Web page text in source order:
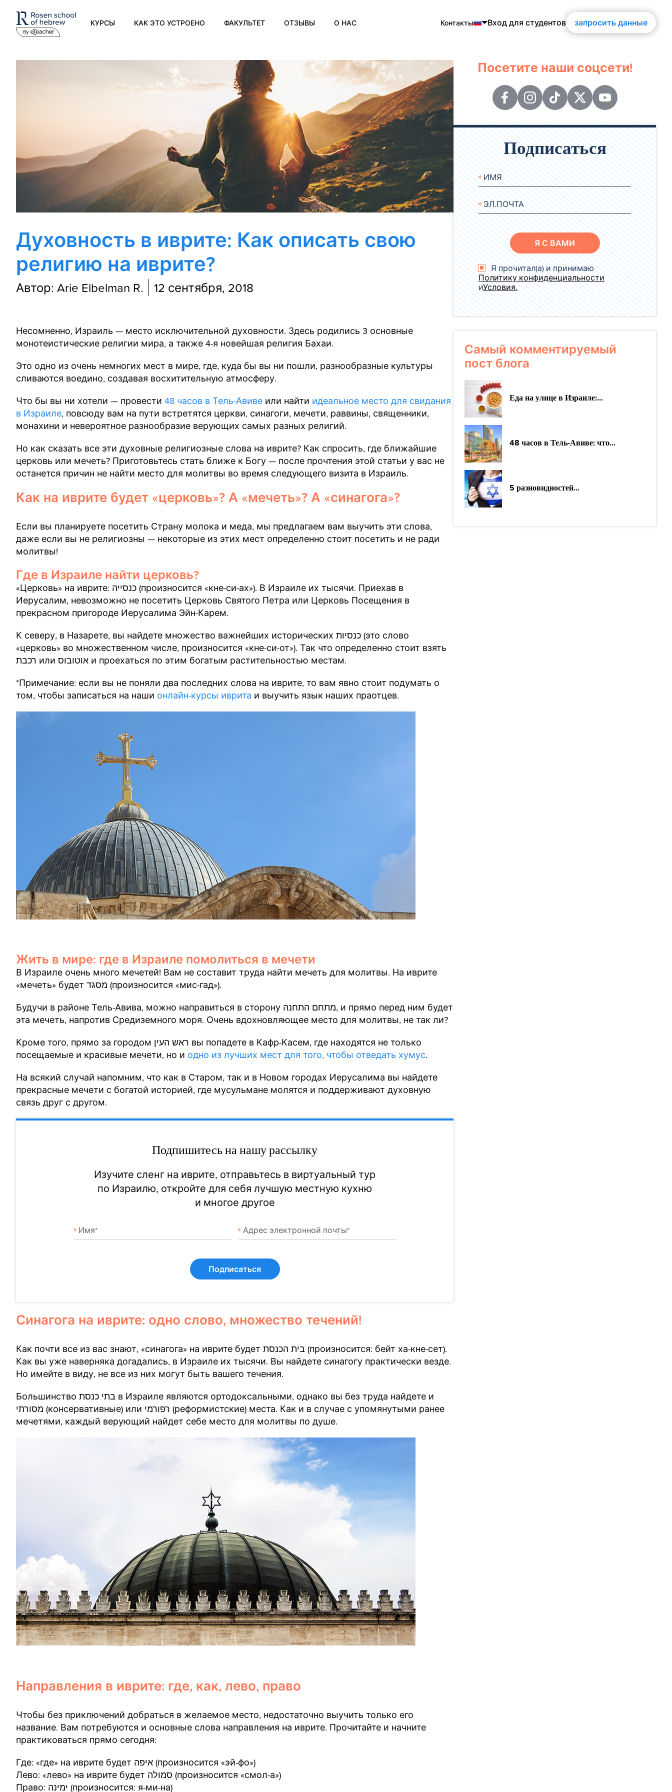
Контакты
Português
Español
Français
Deutsch
Русский
Вход для студентов запросить данные
КУРСЫ КАК ЭТО УСТРОЕНО ФАКУЛЬТЕТ ОТЗЫВЫ О НАС
О школе им. Розена
Сертификаты
Контакты
Блог
Духовность в иврите: Как описать свою
религию на иврите?
Автор: Arie Elbelman R. 12 сентября, 2018
Несомненно, Израиль — место исключительной духовности. Здесь родились 3 основные
монотеистические религии мира, а также 4-я новейшая религия Бахаи.
Это одно из очень немногих мест в мире, где, куда бы вы ни пошли, разнообразные культуры
сливаются воедино, создавая восхитительную атмосферу.
Что бы вы ни хотели — провести 48 часов в Тель-Авиве или найти идеальное место для свидания
в Израиле, повсюду вам на пути встретятся церкви, синагоги, мечети, раввины, священники,
монахини и невероятное разнообразие верующих самых разных религий.
Но как сказать все эти духовные религиозные слова на иврите? Как спросить, где ближайшие
церковь или мечеть? Приготовьтесь стать ближе к Богу — после прочтения этой статьи у вас не
останется причин не найти место для молитвы во время следующего визита в Израиль.
Как на иврите будет «церковь»? А «мечеть»? А «синагога»?
Если вы планируете посетить Страну молока и меда, мы предлагаем вам выучить эти слова,
даже если вы не религиозны — некоторые из этих мест определенно стоит посетить и не ради
молитвы!
Где в Израиле найти церковь?
«Церковь» на иврите: כנסייה (произносится «кне-си-ах»). В Израиле их тысячи. Приехав в
Иерусалим, невозможно не посетить Церковь Святого Петра или Церковь Посещения в
прекрасном пригороде Иерусалима Эйн-Карем.
К северу, в Назарете, вы найдете множество важнейших исторических כנסיות (это слово
«церковь» во множественном числе, произносится «кне-си-от»). Так что определенно стоит взять
רכבת или אוטובוס и проехаться по этим богатым растительностью местам.
*Примечание: если вы не поняли два последних слова на иврите, то вам явно стоит подумать о
том, чтобы записаться на наши онлайн-курсы иврита и выучить язык наших праотцев.
Жить в мире: где в Израиле помолиться в мечети
В Израиле очень много мечетей! Вам не составит труда найти мечеть для молитвы. На иврите
«мечеть» будет מסגד (произносится «мис-гад»).
Будучи в районе Тель-Авива, можно направиться в сторону מתחם התחנה, и прямо перед ним будет
эта мечеть, напротив Средиземного моря. Очень вдохновляющее место для молитвы, не так ли?
Кроме того, прямо за городом ראש העין вы попадете в Кафр-Касем, где находятся не только
посещаемые и красивые мечети, но и одно из лучших мест для того, чтобы отведать хумус.
На всякий случай напомним, что как в Старом, так и в Новом городах Иерусалима вы найдете
прекрасные мечети с богатой историей, где мусульмане молятся и поддерживают духовную
связь друг с другом.
Подпишитесь на нашу рассылку
Изучите сленг на иврите, отправьтесь в виртуальный тур
по Израилю, откройте для себя лучшую местную кухню
и многое другое
Подписаться
Синагога на иврите: одно слово, множество течений!
Как почти все из вас знают, «синагога» на иврите будет בית הכנסת (произносится: бейт ха-кне-сет).
Как вы уже наверняка догадались, в Израиле их тысячи. Вы найдете синагогу практически везде.
Но имейте в виду, не все из них могут быть вашего течения.
Большинство בתי כנסת в Израиле являются ортодоксальными, однако вы без труда найдете и
מסורתי (консервативные) или רפורמי (реформистские) места. Как и в случае с упомянутыми ранее
мечетями, каждый верующий найдет себе место для молитвы по душе.
Направления в иврите: где, как, лево, право
Чтобы без приключений добраться в желаемое место, недостаточно выучить только его
название. Вам потребуются и основные слова направления на иврите. Прочитайте и начните
практиковаться прямо сегодня:
Где: «где» на иврите будет איפה (произносится «эй-фо»)
Лево: «лево» на иврите будет סמולה (произносится «смол-а»)
Право: ימינה (произносится: я-ми-на)
Посетите наши соцсети!
Подписаться
Я С ВАМИ
Я прочитал(а) и принимаю
Политику конфиденциальности
иУсловия.
Самый комментируемый
пост блога
Еда на улице в Израиле:...
48 часов в Тель-Авиве: что...
5 разновидностей...